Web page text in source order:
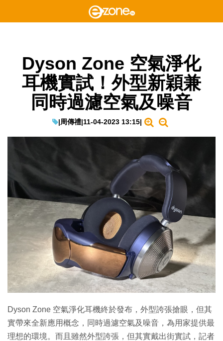
Dyson Zone 空氣淨化
耳機實試！外型新穎兼
同時過濾空氣及噪音
|周傳禮|11-04-2023 13:15|
Dyson Zone 空氣淨化耳機終於發布，外型誇張搶眼，但其
實帶來全新應用概念，同時過濾空氣及噪音，為用家提供最
理想的環境。而且雖然外型誇張，但其實戴出街實試，記者